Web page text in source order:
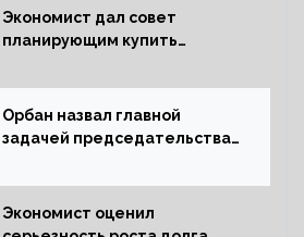
Экономист дал совет
планирующим купить
Орбан назвал главной
задачей председательства
за мир
Экономист оценил